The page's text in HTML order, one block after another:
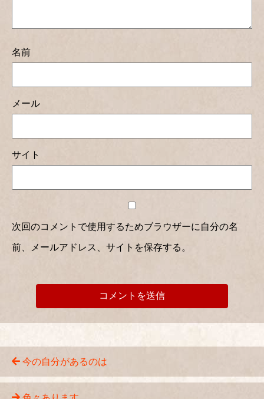
名前
メール
サイト
次回のコメントで使用するためブラウザーに自分の名
前、メールアドレス、サイトを保存する。
今の自分があるのは